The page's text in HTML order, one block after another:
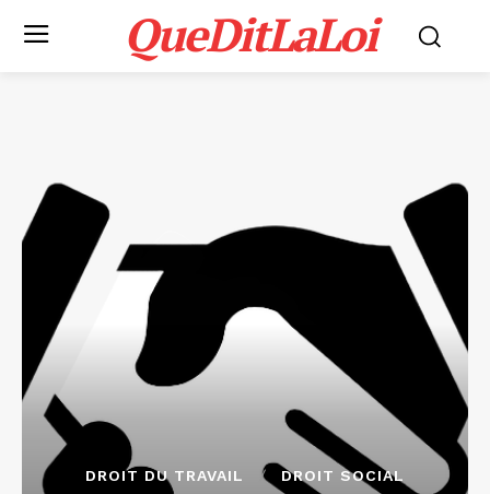
QueDitLaLoi
DROIT DU TRAVAIL DROIT SOCIAL